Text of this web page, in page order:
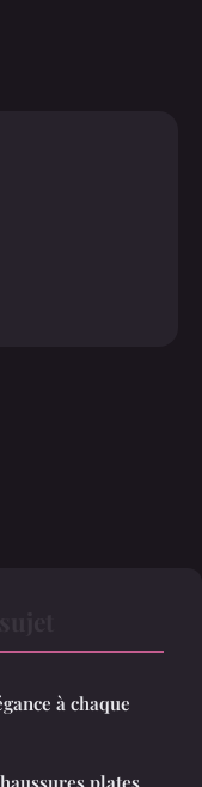
à chaque